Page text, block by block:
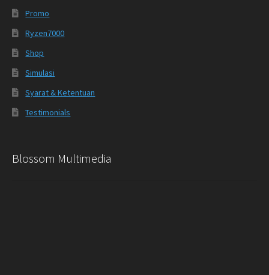
Promo
Ryzen7000
Shop
Simulasi
Syarat & Ketentuan
Testimonials
Blossom Multimedia